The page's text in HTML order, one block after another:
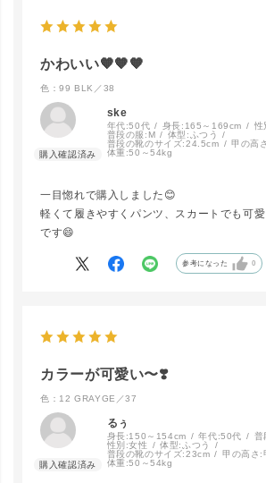
▲ 残りわずか
かわいい🧡🧡🧡
色：99 BLK／38
ske
年代:50代 身長: 165～169cm 性
普段の服: M 体型:ふつう
普段の靴のサイズ:24.5cm 甲の高
体重:50～54kg
一目惚れで購入しました😊
軽くて履きやすくパンツ、スカートでも可
です😄
参考になった 0
カラーが可愛い〜❣️
色：12 GRAYGE／37
るぅ
身長:150～154cm 年代:50代 普
性別:女性 体型: ふつう
普段の靴のサイズ:23cm 甲の高さ:
体重:50～54kg